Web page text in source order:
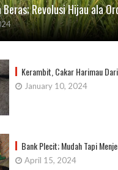
Beras; Revolusi Hijau ala
Kerambit, Cakar Harimau
January 10, 2024
Bank Plecit; Mudah Tapi
April 15, 2024